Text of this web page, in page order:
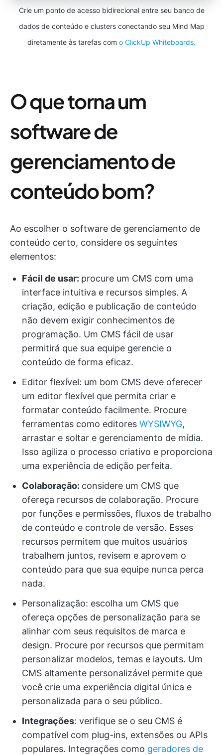
Crie um ponto de acesso bidirecional entre seu banco de
dados de conteúdo e clusters conectando seu Mind Map
diretamente às tarefas com o ClickUp Whiteboards.
O que torna um
software de
gerenciamento de
conteúdo bom?
Ao escolher o software de gerenciamento de
conteúdo certo, considere os seguintes
elementos:
Fácil de usar: procure um CMS com uma
interface intuitiva e recursos simples. A
criação, edição e publicação de conteúdo
não devem exigir conhecimentos de
programação. Um CMS fácil de usar
permitirá que sua equipe gerencie o
conteúdo de forma eficaz.
Editor flexível: um bom CMS deve oferecer
um editor flexível que permita criar e
formatar conteúdo facilmente. Procure
ferramentas como editores WYSIWYG,
arrastar e soltar e gerenciamento de mídia.
Isso agiliza o processo criativo e proporciona
uma experiência de edição perfeita.
Colaboração: considere um CMS que
ofereça recursos de colaboração. Procure
por funções e permissões, fluxos de trabalho
de conteúdo e controle de versão. Esses
recursos permitem que muitos usuários
trabalhem juntos, revisem e aprovem o
conteúdo para que sua equipe nunca perca
nada.
Personalização: escolha um CMS que
ofereça opções de personalização para se
alinhar com seus requisitos de marca e
design. Procure por recursos que permitam
personalizar modelos, temas e layouts. Um
CMS altamente personalizável permite que
você crie uma experiência digital única e
personalizada para o seu público.
Integrações: verifique se o seu CMS é
compatível com plug-ins, extensões ou APIs
populares. Integrações como geradores de